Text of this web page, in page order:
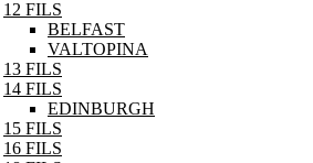
12 FILS
BELFAST
VALTOPINA
13 FILS
14 FILS
EDINBURGH
15 FILS
16 FILS